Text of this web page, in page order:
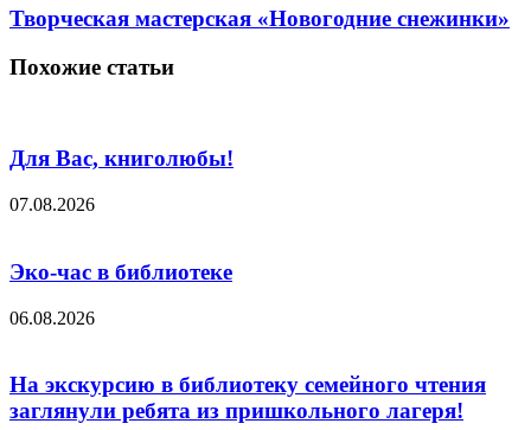
Творческая мастерская «Новогодние снежинки»
Похожие статьи
Для Вас, книголюбы!
07.08.2026
Эко-час в библиотеке
06.08.2026
На экскурсию в библиотеку семейного чтения
заглянули ребята из пришкольного лагеря!